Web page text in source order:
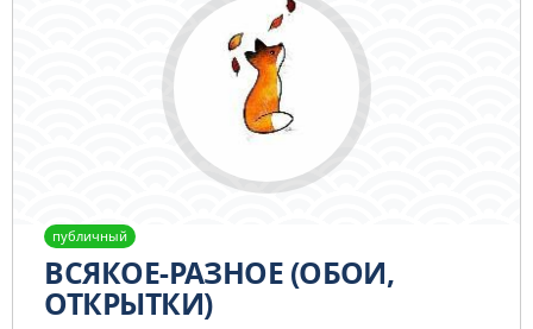
публичный
ВСЯКОЕ-РАЗНОЕ (ОБОИ,
ОТКРЫТКИ)